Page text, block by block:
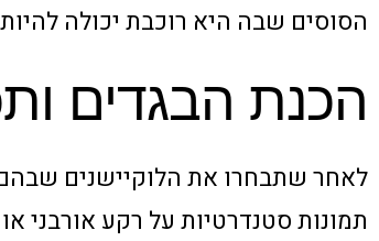
הסוסים שבה היא רוכבת יכולה
הכנת הבגדים
לאחר שתבחרו את הלוקיישנים שבהם
תמונות סטנדרטיות על רקע אורבני